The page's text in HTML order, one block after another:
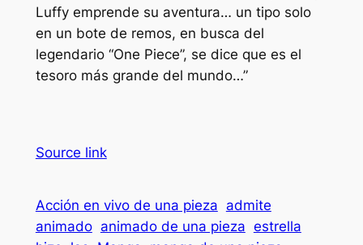
Luffy emprende su aventura… un tipo solo
en un bote de remos, en busca del
legendario “One Piece”, se dice que es el
tesoro más grande del mundo…”
Source link
Acción en vivo de una pieza admite
animado animado de una pieza estrella